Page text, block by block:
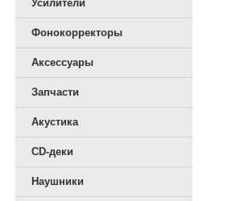
Усилители
Фонокорректоры
Аксессуары
Запчасти
Акустика
CD-деки
Наушники